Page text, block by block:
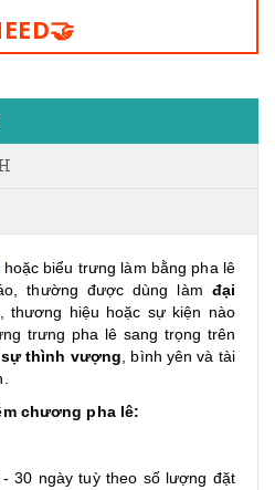
hoặc biểu trưng làm bằng pha lê
thường được dùng làm đại
thương hiệu hoặc sự kiện nào
trưng pha lê sang trọng trên
sự thình vượng , bình yên và tài
chương pha lê:
- 30 ngày tuỳ theo số lượng đặt